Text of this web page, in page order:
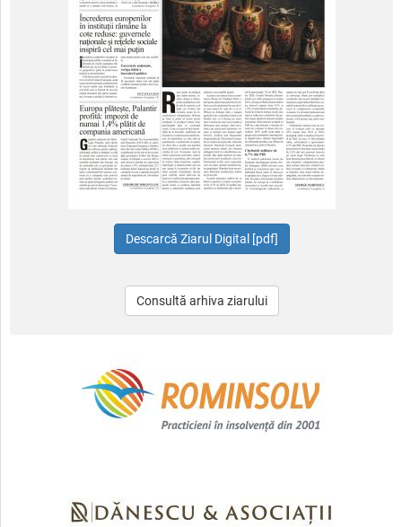
Consultă arhiva ziarului